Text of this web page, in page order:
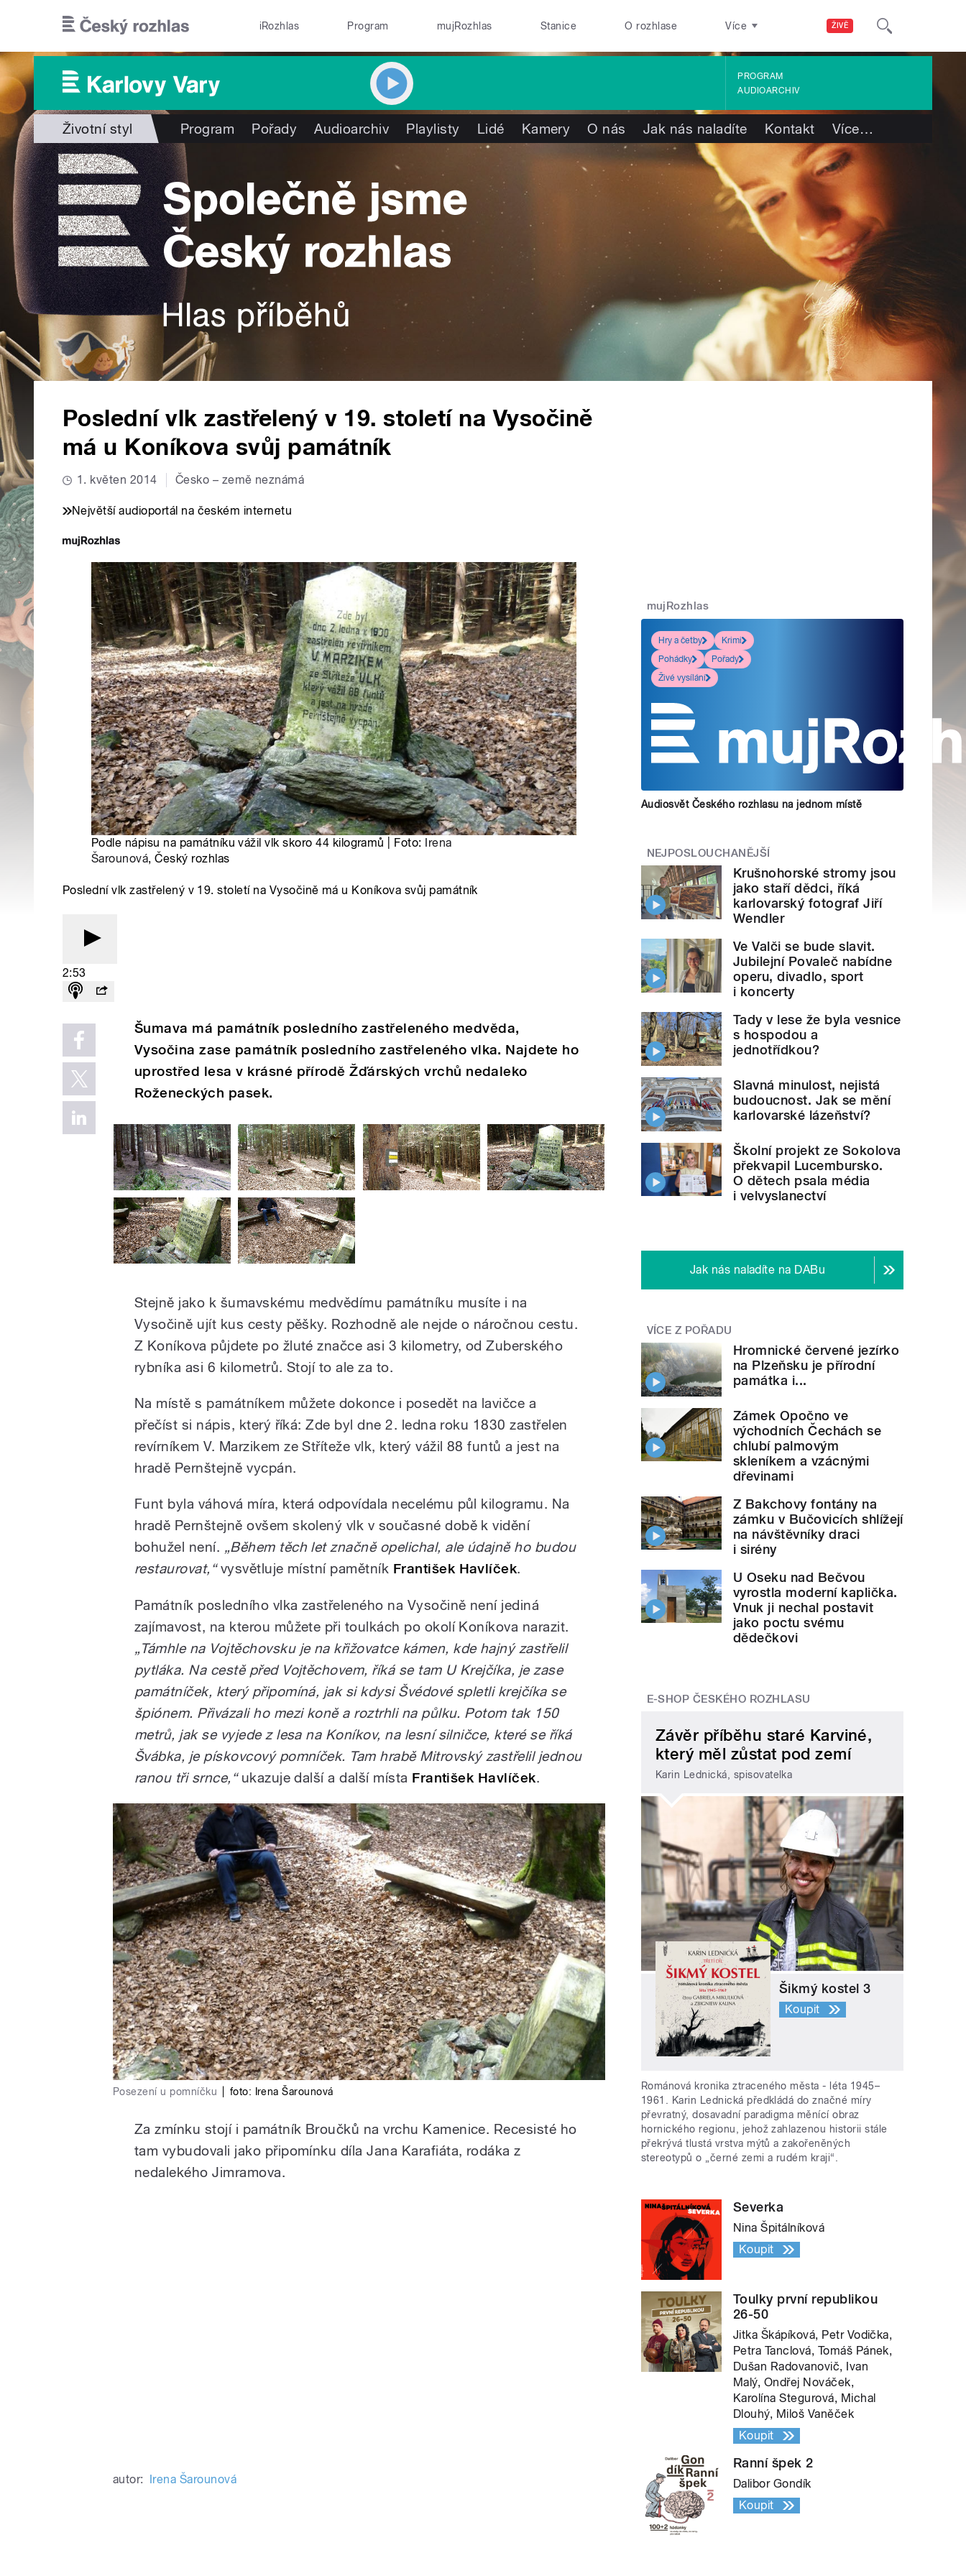
ŽIVĚ
iRozhlas Program mujRozhlas Stanice O rozhlase Více
PROGRAM
AUDIOARCHIV
Životní styl Program Pořady Audioarchiv Playlisty Lidé Kamery O nás Jak nás naladíte Kontakt Více…
Poslední vlk zastřelený v 19. století na Vysočině
má u Koníkova svůj památník
1. květen 2014 Česko – země neznámá
Největší audioportál na českém internetu
Podle nápisu na památníku vážil vlk skoro 44 kilogramů | Foto: Irena
Šarounová, Český rozhlas
Poslední vlk zastřelený v 19. století na Vysočině má u Koníkova svůj památník
2:53
Šumava má památník posledního zastřeleného medvěda,
Vysočina zase památník posledního zastřeleného vlka. Najdete ho
uprostřed lesa v krásné přírodě Žďárských vrchů nedaleko
Roženeckých pasek.
Stejně jako k šumavskému medvědímu památníku musíte i na
Vysočině ujít kus cesty pěšky. Rozhodně ale nejde o náročnou cestu.
Z Koníkova půjdete po žluté značce asi 3 kilometry, od Zuberského
rybníka asi 6 kilometrů. Stojí to ale za to.
Na místě s památníkem můžete dokonce i posedět na lavičce a
přečíst si nápis, který říká: Zde byl dne 2. ledna roku 1830 zastřelen
revírníkem V. Marzikem ze Stříteže vlk, který vážil 88 funtů a jest na
hradě Pernštejně vycpán.
Funt byla váhová míra, která odpovídala necelému půl kilogramu. Na
hradě Pernštejně ovšem skolený vlk v současné době k vidění
bohužel není. „Během těch let značně opelichal, ale údajně ho budou
restaurovat,“vysvětluje místní pamětník František Havlíček.
Památník posledního vlka zastřeleného na Vysočině není jediná
zajímavost, na kterou můžete při toulkách po okolí Koníkova narazit.
„Támhle na Vojtěchovsku je na křižovatce kámen, kde hajný zastřelil
pytláka. Na cestě před Vojtěchovem, říká se tam U Krejčíka, je zase
památníček, který připomíná, jak si kdysi Švédové spletli krejčíka se
špiónem. Přivázali ho mezi koně a roztrhli na půlku. Potom tak 150
metrů, jak se vyjede z lesa na Koníkov, na lesní silničce, které se říká
Švábka, je pískovcový pomníček. Tam hrabě Mitrovský zastřelil jednou
ranou tři srnce,“ukazuje další a další místa František Havlíček.
Posezení u pomníčku foto: Irena Šarounová
Za zmínku stojí i památník Broučků na vrchu Kamenice. Recesisté ho
tam vybudovali jako připomínku díla Jana Karafiáta, rodáka z
nedalekého Jimramova.
autor: Irena Šarounová
mujRozhlas
Hry a četby
Krimi
Pohádky
Pořady
Živé vysílání
Audiosvět Českého rozhlasu na jednom místě
NEJPOSLOUCHANĚJŠÍ
Krušnohorské stromy jsou
jako staří dědci, říká
karlovarský fotograf Jiří
Wendler
Ve Valči se bude slavit.
Jubilejní Povaleč nabídne
operu, divadlo, sport
i koncerty
Tady v lese že byla vesnice
s hospodou a
jednotřídkou?
Slavná minulost, nejistá
budoucnost. Jak se mění
karlovarské lázeňství?
Školní projekt ze Sokolova
překvapil Lucembursko.
O dětech psala média
i velvyslanectví
Jak nás naladíte na DABu
VÍCE Z POŘADU
Hromnické červené jezírko
na Plzeňsku je přírodní
památka i...
Zámek Opočno ve
východních Čechách se
chlubí palmovým
skleníkem a vzácnými
dřevinami
Z Bakchovy fontány na
zámku v Bučovicích shlížejí
na návštěvníky draci
i sirény
U Oseku nad Bečvou
vyrostla moderní kaplička.
Vnuk ji nechal postavit
jako poctu svému
dědečkovi
E-SHOP ČESKÉHO ROZHLASU
Závěr příběhu staré Karviné,
který měl zůstat pod zemí
Karin Lednická, spisovatelka
Šikmý kostel 3
Koupit
Románová kronika ztraceného města - léta 1945–
1961. Karin Lednická předkládá do značné míry
převratný, dosavadní paradigma měnící obraz
hornického regionu, jehož zahlazenou historii stále
překrývá tlustá vrstva mýtů a zakořeněných
stereotypů o „černé zemi a rudém kraji“.
Severka
Nina Špitálníková
Koupit
Toulky první republikou
26-50
Jitka Škápíková, Petr Vodička,
Petra Tanclová, Tomáš Pánek,
Dušan Radovanovič, Ivan
Malý, Ondřej Nováček,
Karolína Stegurová, Michal
Dlouhý, Miloš Vaněček
Koupit
Ranní špek 2
Dalibor Gondík
Koupit